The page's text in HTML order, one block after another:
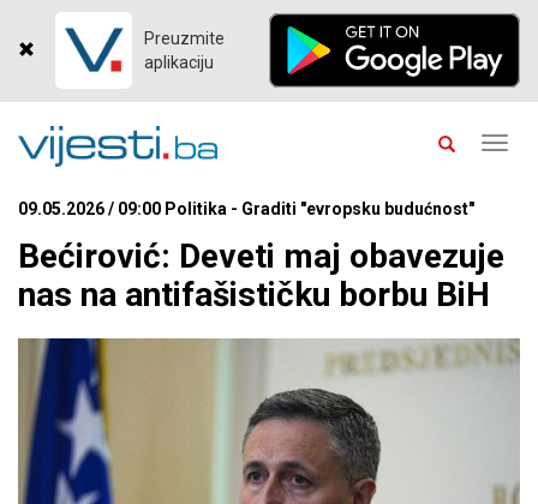
Preuzmite
aplikaciju
09.05.2026 / 09:00 Politika - Graditi "evropsku budućnost"
Bećirović: Deveti maj obavezuje
nas na antifašističku borbu BiH